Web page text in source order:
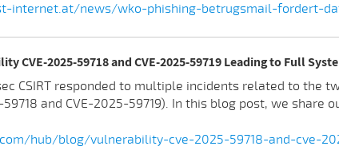
internet.at/news/wko-phishing-betrugsmail-fordert-
CVE-2025-59718 and CVE-2025-59719 Leading to Full
CSIRT responded to multiple incidents related to the
59718 and CVE-2025-59719). In this blog post, we
hub/blog/vulnerability-cve-2025-59718-and-cve-